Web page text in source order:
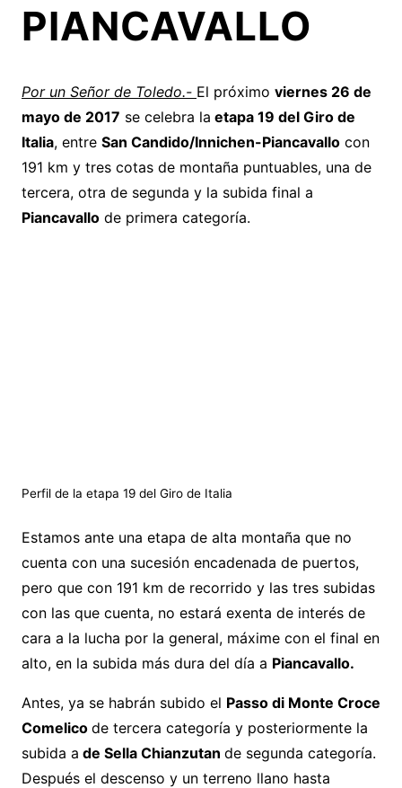
PIANCAVALLO
Por un Señor de Toledo.- El próximo viernes 26 de
mayo de 2017 se celebra la etapa 19 del Giro de
Italia, entre San Candido/Innichen-Piancavallo con
191 km y tres cotas de montaña puntuables, una de
tercera, otra de segunda y la subida final a
Piancavallo de primera categoría.
Perfil de la etapa 19 del Giro de Italia
Estamos ante una etapa de alta montaña que no
cuenta con una sucesión encadenada de puertos,
pero que con 191 km de recorrido y las tres subidas
con las que cuenta, no estará exenta de interés de
cara a la lucha por la general, máxime con el final en
alto, en la subida más dura del día a Piancavallo.
Antes, ya se habrán subido el Passo di Monte Croce
Comelico de tercera categoría y posteriormente la
subida a de Sella Chianzutan de segunda categoría.
Después el descenso y un terreno llano hasta